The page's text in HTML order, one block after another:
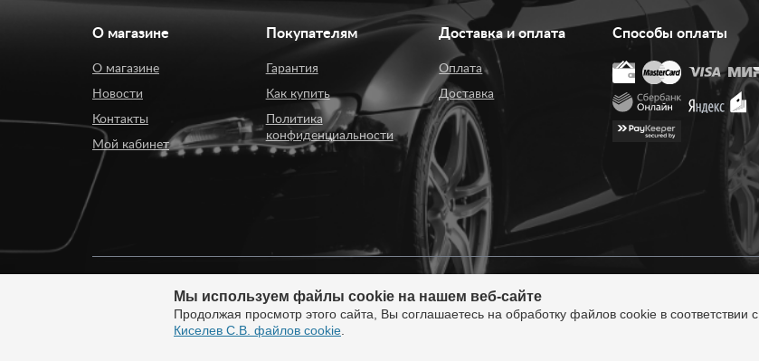
О магазине
О магазине
Новости
Контакты
Мой кабинет
Покупателям
Гарантия
Как купить
Политика
конфиденциальности
Доставка и оплата
Оплата
Доставка
Способы оплаты
© 2008 - 2026. ИП Киселев Сергей Вячеславович. Интернет-магазин тюнинга.
Мы используем файлы cookie на нашем веб-сайте
Продолжая просмотр этого сайта, Вы соглашаетесь на обработку файлов cookie в соответствии с
Киселев С.В. файлов cookie